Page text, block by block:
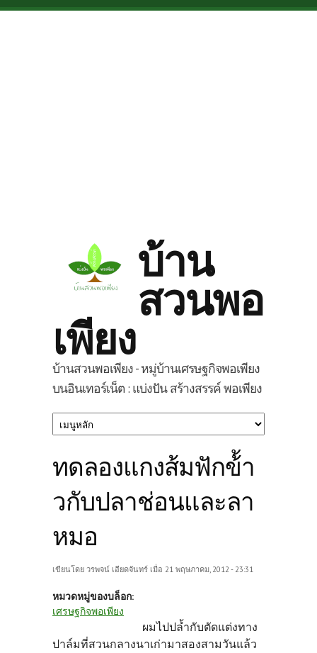
Skip to main content
บ้าน
สวนพอ
เพียง
บ้านสวนพอเพียง - หมู่บ้านเศรษฐกิจพอเพียง
บนอินเทอร์เน็ต : แบ่งปัน สร้างสรรค์ พอเพียง
ทดลองแกงส้มฟักข้้า
วกับปลาช่อนและลา
หมอ
เขียนโดย วรพจน์ เอียดจันทร์ เมื่อ 21 พฤษภาคม, 2012 - 23:31
หมวดหมู่ของบล็อก:
เศรษฐกิจพอเพียง
ผมไปปล้ำกับตัดแต่งทาง
ปาล์มที่สวนกลางนาเก่ามาสองสามวันแล้ว